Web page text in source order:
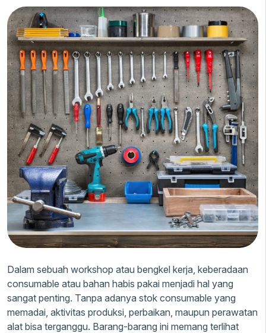
Dalam sebuah workshop atau bengkel kerja, keberadaan
consumable atau bahan habis pakai menjadi hal yang
sangat penting. Tanpa adanya stok consumable yang
memadai, aktivitas produksi, perbaikan, maupun perawatan
alat bisa terganggu. Barang-barang ini memang terlihat